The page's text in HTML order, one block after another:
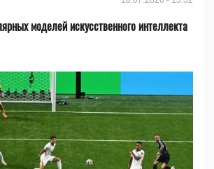
моделей искусственного интеллекта